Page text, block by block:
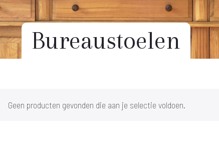
Bureaustoelen
Geen producten gevonden die aan je selectie voldoen.